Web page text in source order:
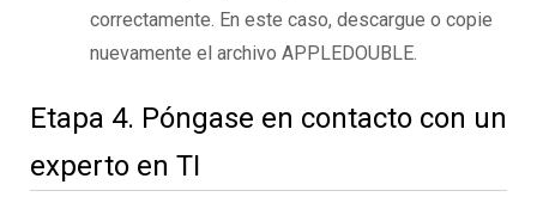
correctamente. En este caso, descargue o copie
nuevamente el archivo APPLEDOUBLE.
Etapa 4. Póngase en contacto con un
experto en TI